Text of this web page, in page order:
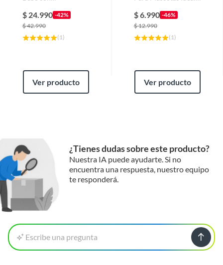
Estrella
$ 24.990 -42%
$42.990
( 1)
Ver producto
$6.990 -46%
$12.990
( 1)
Ver producto
¿Tienes dudas sobre este producto?
Nuestra IA puede ayudarte. Si no
encuentra una respuesta, nuestro equipo
te responderá.
Escribe una pregunta